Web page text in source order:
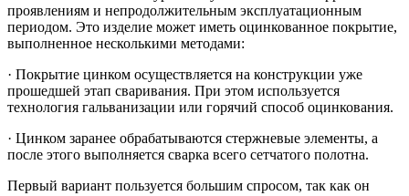
проявлениям и непродолжительным эксплуатационным
периодом. Это изделие может иметь оцинкованное покрытие,
выполненное несколькими методами:
· Покрытие цинком осуществляется на конструкции уже
прошедшей этап сваривания. При этом используется
технология гальванизации или горячий способ оцинкования.
· Цинком заранее обрабатываются стержневые элементы, а
после этого выполняется сварка всего сетчатого полотна.
Первый вариант пользуется большим спросом, так как он